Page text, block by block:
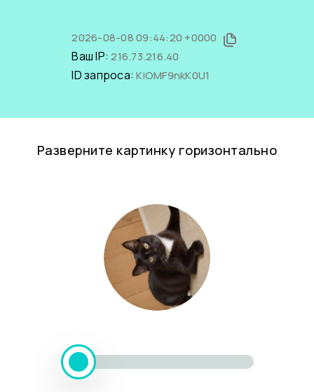
2026-08-08 09:44:20 +0000
Ваш IP:216.73.216.40
ID запроса:KiOMF9nkK0U1
Разверните картинку горизонтально